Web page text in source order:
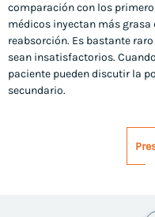
comparación con los
médicos inyectan más
reabsorción. Es bastante
sean insatisfactorios.
paciente pueden discutir la
secundario.